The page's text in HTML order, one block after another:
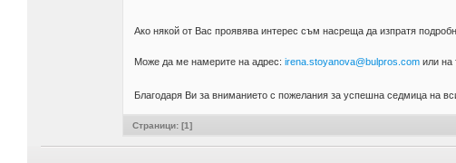
Ако някой от Вас проявява интерес съм насреща да изпратя
Може да ме намерите на адрес: irena.stoyanova@bulpros.com или на
Благодаря Ви за вниманието с пожелания за успешна седмица на
Страници: [1]